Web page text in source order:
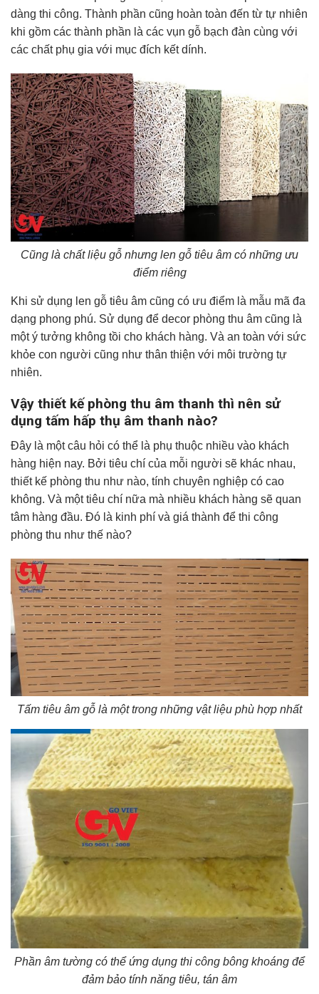
dàng thi công. Thành phần cũng hoàn toàn đến từ tự nhiên
khi gồm các thành phần là các vụn gỗ bạch đàn cùng với
các chất phụ gia với mục đích kết dính.
Cũng là chất liệu gỗ nhưng len gỗ tiêu âm có những ưu
điểm riêng
Khi sử dụng len gỗ tiêu âm cũng có ưu điểm là mẫu mã đa
dạng phong phú. Sử dụng để decor phòng thu âm cũng là
một ý tưởng không tồi cho khách hàng. Và an toàn với sức
khỏe con người cũng như thân thiện với môi trường tự
nhiên.
Vậy thiết kế phòng thu âm thanh thì nên sử
dụng tấm hấp thụ âm thanh nào?
Đây là một câu hỏi có thể là phụ thuộc nhiều vào khách
hàng hiện nay. Bởi tiêu chí của mỗi người sẽ khác nhau,
thiết kế phòng thu như nào, tính chuyên nghiệp có cao
không. Và một tiêu chí nữa mà nhiều khách hàng sẽ quan
tâm hàng đầu. Đó là kinh phí và giá thành để thi công
phòng thu như thế nào?
Tấm tiêu âm gỗ là một trong những vật liệu phù hợp nhất
Phần âm tường có thể ứng dụng thi công bông khoáng để
đảm bảo tính năng tiêu, tán âm